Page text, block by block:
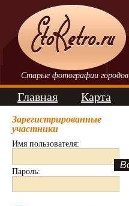
Старые фотографии городов
Главная Карта
Зарегистрированные
участники
Имя пользователя:
Пароль: